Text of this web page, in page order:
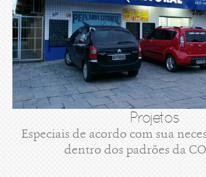
Projetos
Especiais de acordo com sua
dentro dos padrões da